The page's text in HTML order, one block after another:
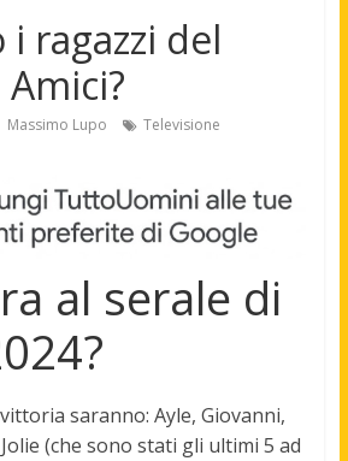
i ragazzi del
Massimo Lupo Televisione
al serale di
saranno: Ayle, Giovanni,
(che sono stati gli ultimi 5 ad